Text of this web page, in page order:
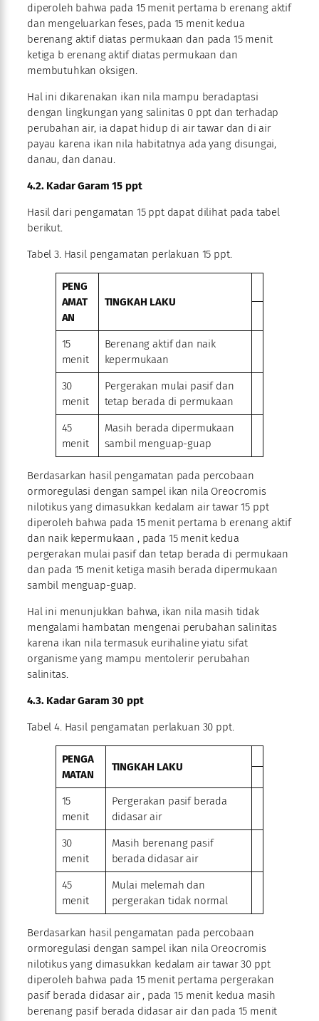
diperoleh bahwa pada 15 menit pertama b erenang aktif
dan mengeluarkan feses, pada 15 menit kedua
berenang aktif diatas permukaan dan pada 15 menit
ketiga b erenang aktif diatas permukaan dan
membutuhkan oksigen.
Hal ini dikarenakan ikan nila mampu beradaptasi
dengan lingkungan yang salinitas 0 ppt dan terhadap
perubahan air, ia dapat hidup di air tawar dan di air
payau karena ikan nila habitatnya ada yang disungai,
danau, dan danau.
4.2. Kadar Garam 15 ppt
Hasil dari pengamatan 15 ppt dapat dilihat pada tabel
berikut.
Tabel 3. Hasil pengamatan perlakuan 15 ppt.
PENG
AMAT
AN
TINGKAH LAKU
15
menit
Berenang aktif dan naik
kepermukaan
30
menit
Pergerakan mulai pasif dan
tetap berada di permukaan
45
menit
Masih berada dipermukaan
sambil menguap-guap
Berdasarkan hasil pengamatan pada percobaan
ormoregulasi dengan sampel ikan nila Oreocromis
nilotikus yang dimasukkan kedalam air tawar 15 ppt
diperoleh bahwa pada 15 menit pertama b erenang aktif
dan naik kepermukaan , pada 15 menit kedua
pergerakan mulai pasif dan tetap berada di permukaan
dan pada 15 menit ketiga masih berada dipermukaan
sambil menguap-guap.
Hal ini menunjukkan bahwa, ikan nila masih tidak
mengalami hambatan mengenai perubahan salinitas
karena ikan nila termasuk eurihaline yiatu sifat
organisme yang mampu mentolerir perubahan
salinitas.
4.3. Kadar Garam 30 ppt
Tabel 4. Hasil pengamatan perlakuan 30 ppt.
PENGA
MATAN
TINGKAH LAKU
15
menit
Pergerakan pasif berada
didasar air
30
menit
Masih berenang pasif
berada didasar air
45
menit
Mulai melemah dan
pergerakan tidak normal
Berdasarkan hasil pengamatan pada percobaan
ormoregulasi dengan sampel ikan nila Oreocromis
nilotikus yang dimasukkan kedalam air tawar 30 ppt
diperoleh bahwa pada 15 menit pertama pergerakan
pasif berada didasar air , pada 15 menit kedua masih
berenang pasif berada didasar air dan pada 15 menit